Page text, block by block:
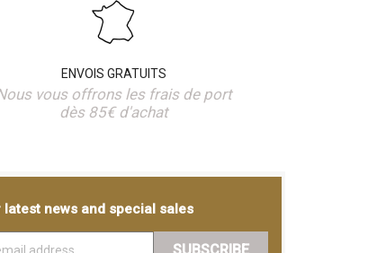
ENVOIS GRATUITS
vous offrons les frais de port
dès 85€ d'achat
latest news and special sales